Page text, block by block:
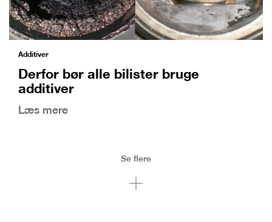
Additiver
Derfor bør alle bilister bruge
additiver
Læs mere
Se flere